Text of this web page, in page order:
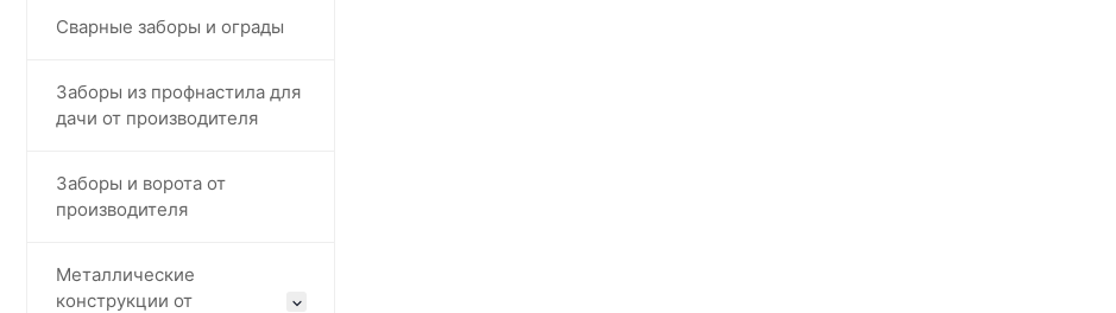
Сварные заборы и ограды
Заборы из профнастила для
дачи от производителя
Заборы и ворота от
производителя
Металлические
конструкции от